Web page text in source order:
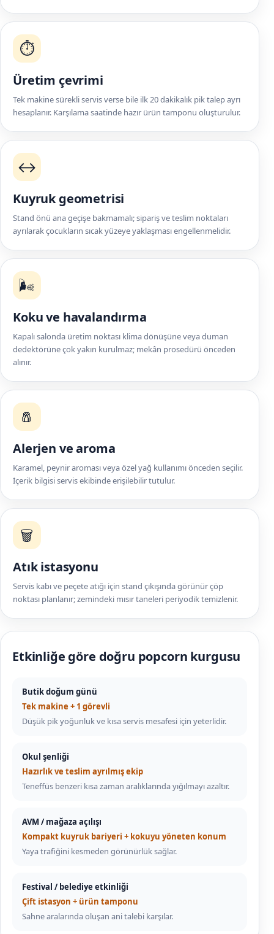
⏱️
Üretim çevrimi
Tek makine sürekli servis verse bile ilk 20 dakikalık pik talep ayrı
hesaplanır. Karşılama saatinde hazır ürün tamponu oluşturulur.
↔️
Kuyruk geometrisi
Stand önü ana geçişe bakmamalı; sipariş ve teslim noktaları
ayrılarak çocukların sıcak yüzeye yaklaşması engellenmelidir.
🌬️
Koku ve havalandırma
Kapalı salonda üretim noktası klima dönüşüne veya duman
dedektörüne çok yakın kurulmaz; mekân prosedürü önceden
alınır.
🧂
Alerjen ve aroma
Karamel, peynir aroması veya özel yağ kullanımı önceden seçilir.
İçerik bilgisi servis ekibinde erişilebilir tutulur.
🗑️
Atık istasyonu
Servis kabı ve peçete atığı için stand çıkışında görünür çöp
noktası planlanır; zemindeki mısır taneleri periyodik temizlenir.
Etkinliğe göre doğru popcorn kurgusu
Butik doğum günü
Tek makine + 1 görevli
Düşük pik yoğunluk ve kısa servis mesafesi için yeterlidir.
Okul şenliği
Hazırlık ve teslim ayrılmış ekip
Teneffüs benzeri kısa zaman aralıklarında yığılmayı azaltır.
AVM / mağaza açılışı
Kompakt kuyruk bariyeri + kokuyu yöneten konum
Yaya trafiğini kesmeden görünürlük sağlar.
Festival / belediye etkinliği
Çift istasyon + ürün tamponu
Sahne aralarında oluşan ani talebi karşılar.